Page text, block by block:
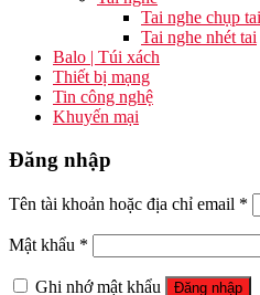
Tai nghe chụp tai
Tai nghe nhét tai
Balo | Túi xách
Thiết bị mạng
Tin công nghệ
Khuyến mại
Đăng nhập
Tên tài khoản hoặc địa chỉ email *
Mật khẩu *
Ghi nhớ mật khẩu Đăng nhập